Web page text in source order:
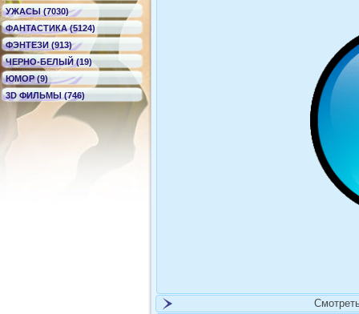
УЖАСЫ (7030)
ФАНТАСТИКА (5124)
ФЭНТЕЗИ (913)
ЧЕРНО-БЕЛЫЙ (19)
ЮМОР (9)
3D ФИЛЬМЫ (746)